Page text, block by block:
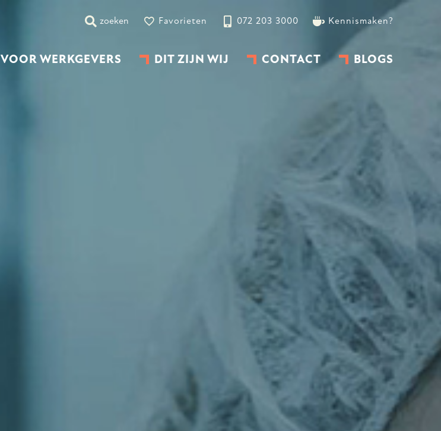
zoeken Favorieten 072 203 3000 Kennismaken?
VOOR WERKGEVERS DIT ZIJN WIJ CONTACT BLOGS